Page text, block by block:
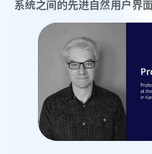
系统之间的先进自然用户界